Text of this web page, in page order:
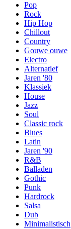
Pop
Rock
Hip Hop
Chillout
Country
Gouwe ouwe
Electro
Alternatief
Jaren '80
Klassiek
House
Jazz
Soul
Classic rock
Blues
Latin
Jaren '90
R&B
Balladen
Gothic
Punk
Hardrock
Salsa
Dub
Minimalistisch